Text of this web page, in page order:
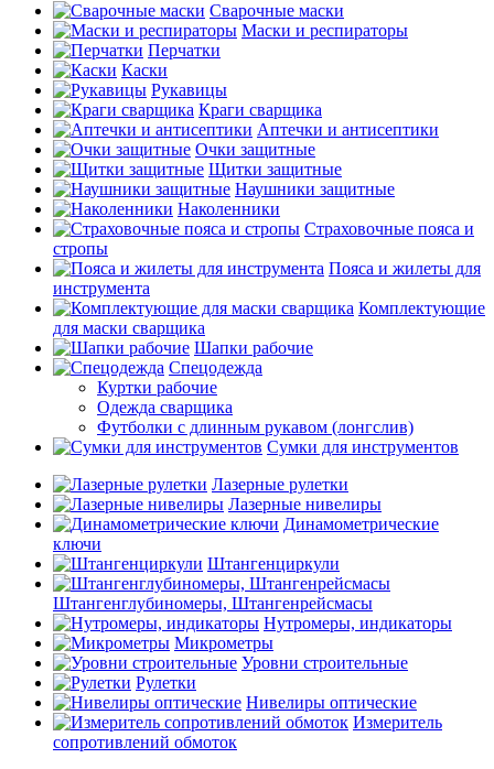
Сварочные маски
Маски и респираторы
Перчатки
Каски
Рукавицы
Краги сварщика
Аптечки и антисептики
Очки защитные
Щитки защитные
Наушники защитные
Наколенники
Страховочные пояса и
стропы
Пояса и жилеты для
инструмента
Комплектующие
для маски сварщика
Шапки рабочие
Спецодежда
Куртки рабочие
Одежда сварщика
Футболки с длинным рукавом (лонгслив)
Сумки для инструментов
Лазерные рулетки
Лазерные нивелиры
Динамометрические
ключи
Штангенциркули
Штангенглубиномеры, Штангенрейсмасы
Нутромеры, индикаторы
Микрометры
Уровни строительные
Рулетки
Нивелиры оптические
Измеритель
сопротивлений обмоток